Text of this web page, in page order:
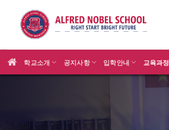
content
학교소개 공지사항 입학안내 교육과정